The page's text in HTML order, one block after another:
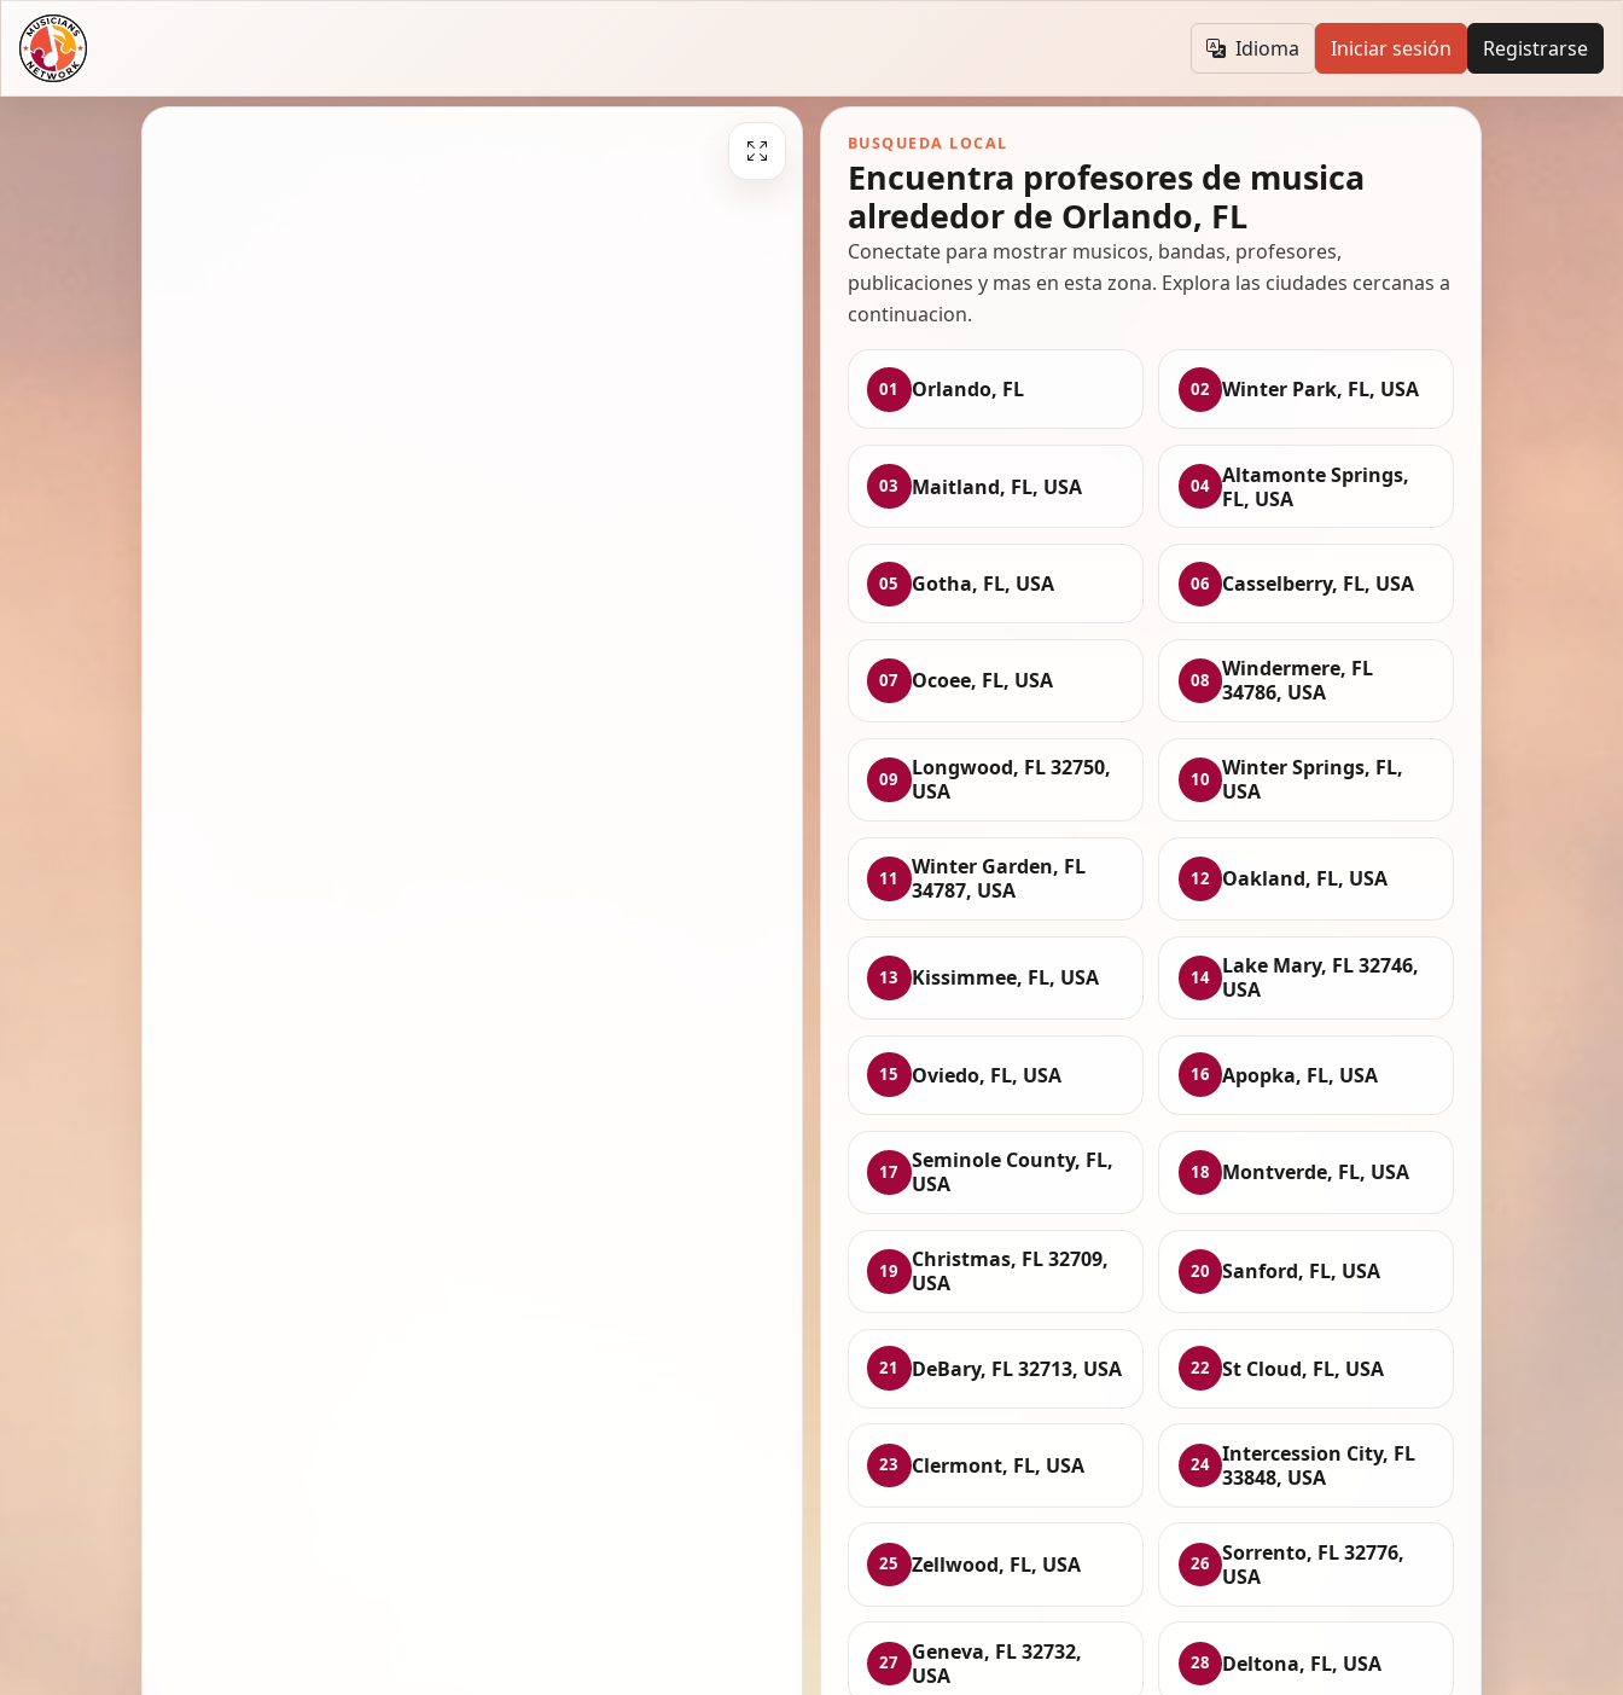
Idioma Iniciar sesión Registrarse
BUSQUEDA LOCAL
Encuentra profesores de musica
alrededor de Orlando, FL
Conectate para mostrar musicos, bandas, profesores,
publicaciones y mas en esta zona. Explora las ciudades cercanas a
continuacion.
01 Orlando, FL 02 Winter Park, FL, USA
03 Maitland, FL, USA 04 Altamonte Springs,
FL, USA
05 Gotha, FL, USA 06 Casselberry, FL, USA
07 Ocoee, FL, USA 08
Windermere, FL
34786, USA
09
Longwood, FL 32750,
USA
10
Winter Springs, FL,
USA
11
Winter Garden, FL
34787, USA
12 Oakland, FL, USA
13 Kissimmee, FL, USA 14
Lake Mary, FL 32746,
USA
15 Oviedo, FL, USA 16 Apopka, FL, USA
17
Seminole County, FL,
USA
18 Montverde, FL, USA
19
Christmas, FL 32709,
USA
20 Sanford, FL, USA
21 DeBary, FL 32713, USA 22 St Cloud, FL, USA
23 Clermont, FL, USA 24 Intercession City, FL
33848, USA
25 Zellwood, FL, USA 26
Sorrento, FL 32776,
USA
27
Geneva, FL 32732,
USA
28 Deltona, FL, USA